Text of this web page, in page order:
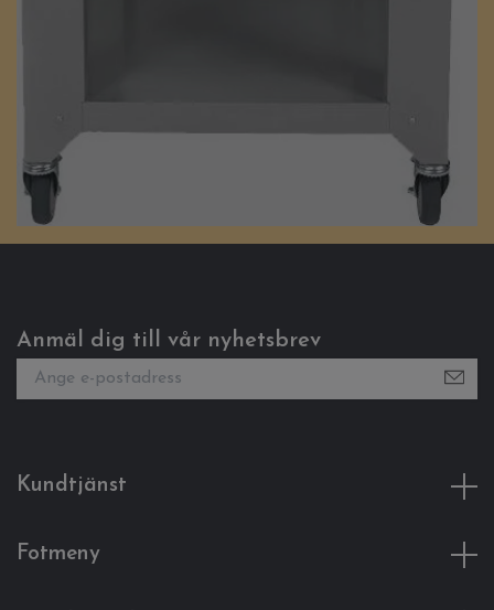
Anmäl dig till vår nyhetsbrev
Kundtjänst
Fotmeny